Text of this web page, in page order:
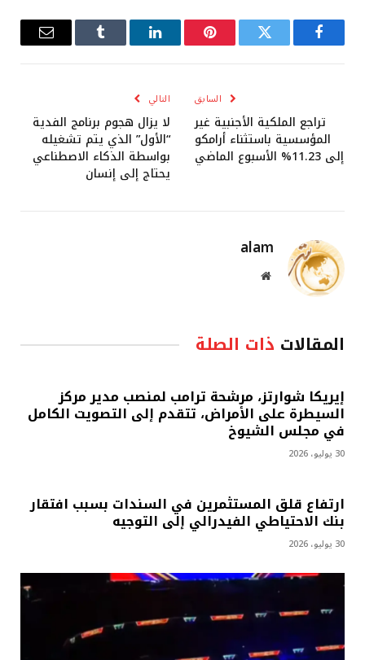
فيسبوك تويتر بينتيريستلينكدإن Tumblr
البريد
السابق
تراجع الملكية الأجنبية غير
المؤسسية باستثناء أرامكو
إلى 11.23% الأسبوع الماضي
التالي
لا يزال هجوم برنامج الفدية
“الأول” الذي يتم تشغيله
بواسطة الذكاء الاصطناعي
يحتاج إلى إنسان
alam
موقع
المقالات ذات الصلة
إيريكا شوارتز، مرشحة ترامب لمنصب مدير مركز
السيطرة على الأمراض، تتقدم إلى التصويت الكامل
في مجلس الشيوخ
30 يوليو، 2026
ارتفاع قلق المستثمرين في السندات بسبب افتقار
بنك الاحتياطي الفيدرالي إلى التوجيه
30 يوليو، 2026